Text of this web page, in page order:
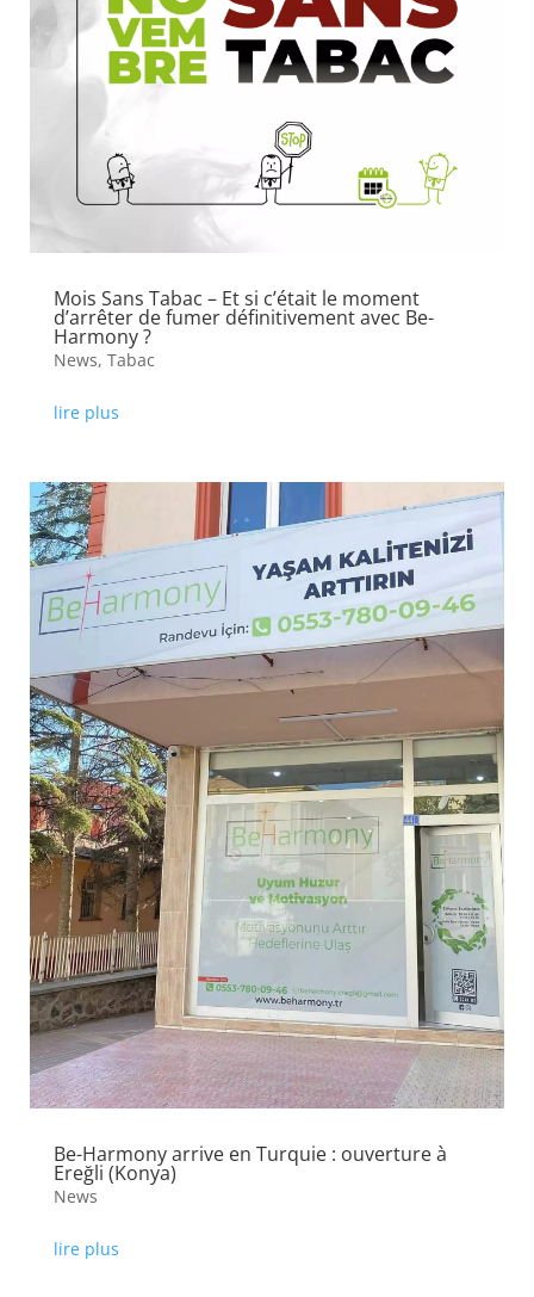
Mois Sans Tabac – Et si c’était le moment
d’arrêter de fumer définitivement avec Be-
Harmony ?
News, Tabac
lire plus
Be-Harmony arrive en Turquie : ouverture à
Ereğli (Konya)
News
lire plus